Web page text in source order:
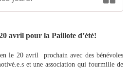
avril pour la Paillote d’été!
le 20 avril prochain avec des bénévoles
et une association qui fourmille de